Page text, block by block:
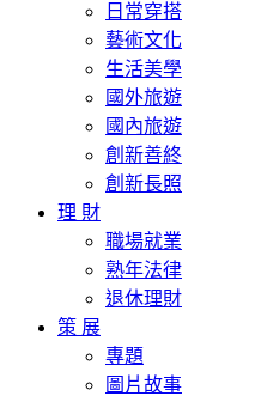
日常穿搭
藝術文化
生活美學
國外旅遊
國內旅遊
創新善終
創新長照
理 財
職場就業
熟年法律
退休理財
策 展
專題
圖片故事